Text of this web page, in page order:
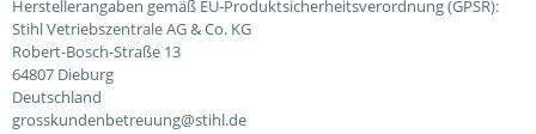
Herstellerangaben gemäß EU-Produktsicherheitsverordnung (GPSR):
Stihl Vetriebszentrale AG & Co. KG
Robert-Bosch-Straße 13
64807 Dieburg
Deutschland
grosskundenbetreuung@stihl.de